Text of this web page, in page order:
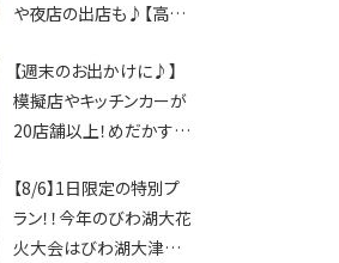
スポット！
や夜店の出店も♪【高宮
【週末のお出かけに♪】
模擬店やキッチンカーが
20店舗以上！めだかすく
ソングライターによるライ
ブなど。【和邇ふれあい夏
祭り】
【8/6】1日限定の特別プ
ラン！！今年のびわ湖大花
火大会はびわ湖大津プリ